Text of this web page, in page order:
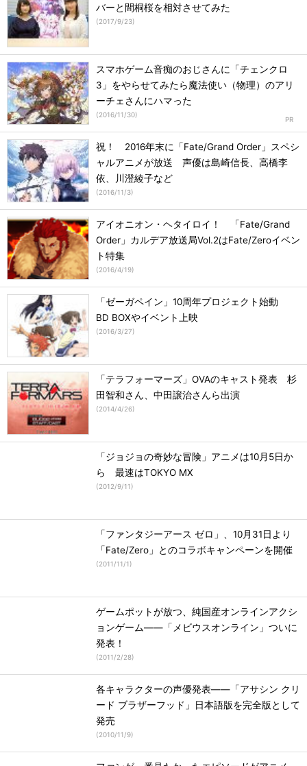
バーと間桐桜を相対させてみた
(2017/9/23)
スマホゲーム音痴のおじさんに「チェンクロ
3」をやらせてみたら魔法使い（物理）のアリ
ーチェさんにハマった
(2016/11/30)
祝！ 2016年末に「Fate/Grand Order」スペシ
ャルアニメが放送 声優は島崎信長、高橋李
依、川澄綾子など
(2016/11/3)
アイオニオン・ヘタイロイ！ 「Fate/Grand
Order」カルデア放送局Vol.2はFate/Zeroイベン
ト特集
(2016/4/19)
「ゼーガペイン」10周年プロジェクト始動
BD BOXやイベント上映
(2016/3/27)
「テラフォーマーズ」OVAのキャスト発表 杉
田智和さん、中田譲治さんら出演
(2014/4/26)
「ジョジョの奇妙な冒険」アニメは10月5日か
ら 最速はTOKYO MX
(2012/9/11)
「ファンタジーアース ゼロ」、10月31日より
「Fate/Zero」とのコラボキャンペーンを開催
(2011/11/1)
ゲームポットが放つ、純国産オンラインアクシ
ョンゲーム――「メビウスオンライン」ついに
発表！
(2011/2/28)
各キャラクターの声優発表――「アサシン クリ
ード ブラザーフッド」日本語版を完全版として
発売
(2010/11/9)